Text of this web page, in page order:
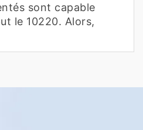
sont capable
le 10220. Alors,